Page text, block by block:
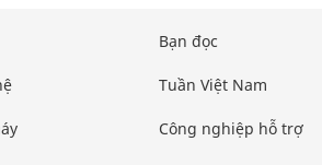
Bạn đọc
Tuần Việt Nam
Công nghiệp hỗ trợ